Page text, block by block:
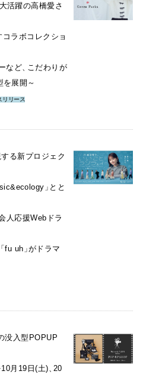
活躍の高橋愛さ
ラボコレクショ
など 、こだわりが
を展開～
リリース
る新プロジェク
」とと
人応援Webドラ
fu uh 」がドラマ
没入型POPUP
10月19日(土) 、20